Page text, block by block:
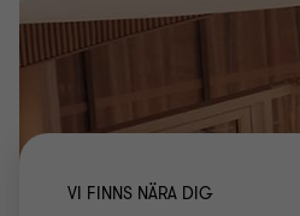
VI FINNS NÄRA DIG